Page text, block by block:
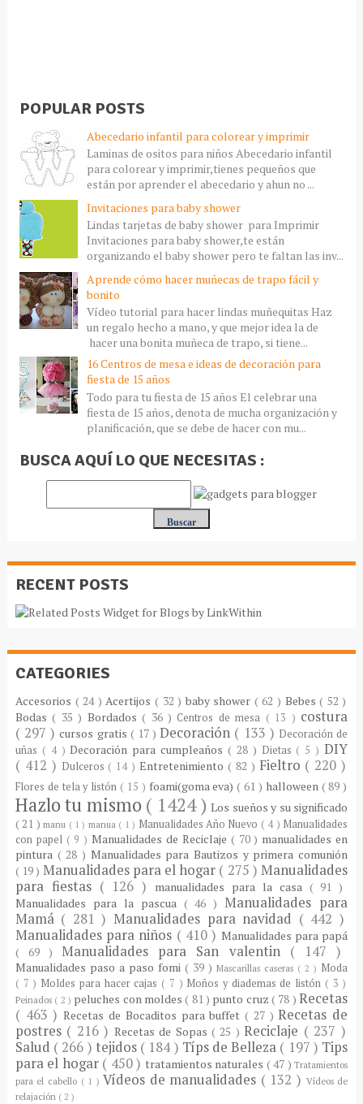
POPULAR POSTS
Abecedario infantil para colorear y imprimir
Laminas de ositos para niños Abecedario infantil
para colorear y imprimir,tienes pequeños que
están por aprender el abecedario y ahun no ...
Invitaciones para baby shower
Lindas tarjetas de baby shower para Imprimir
Invitaciones para baby shower,te están
organizando el baby shower pero te faltan las inv...
Aprende cómo hacer muñecas de trapo fácil y
bonito
Vídeo tutorial para hacer lindas muñequitas Haz
un regalo hecho a mano, y que mejor idea la de
hacer una bonita muñeca de trapo, si tiene...
16 Centros de mesa e ideas de decoración para
fiesta de 15 años
Todo para tu fiesta de 15 años El celebrar una
fiesta de 15 años, denota de mucha organización y
planificación, que se debe de hacer con mu...
BUSCA AQUÍ LO QUE NECESITAS :
RECENT POSTS
CATEGORIES
Accesorios ( 24 )Acertijos ( 32 ) baby shower ( 62 ) Bebes( 52 )
Bodas( 35 ) Bordados( 36 ) Centros de mesa ( 13 ) costura
( 297 )cursos gratis ( 17 )Decoración ( 133 ) Decoración de
uñas ( 4 )Decoración para cumpleaños( 28 ) Dietas ( 5 )DIY
( 412 ) Dulceros ( 14 )Entretenimiento ( 82 ) Fieltro ( 220 )
Flores de tela y listón ( 15 ) foami(goma eva)( 61 ) halloween ( 89 )
Hazlo tu mismo ( 1424 )Los sueños y su significado
( 21 )manu ( 1 ) manua ( 1 ) Manualidades Año Nuevo ( 4 ) Manualidades
con papel ( 9 )Manualidades de Reciclaje ( 70 ) manualidades en
pintura ( 28 ) Manualidades para Bautizos y primera comunión
( 19 ) Manualidades para el hogar ( 275 )Manualidades
para fiestas ( 126 ) manualidades para la casa ( 91 )
Manualidades para la pascua ( 46 )Manualidades para
Mamá ( 281 ) Manualidades para navidad ( 442 )
Manualidades para niños ( 410 ) Manualidades para papá
( 69 )Manualidades para San valentin ( 147 )
Manualidades paso a paso fomi ( 39 )Mascarillas caseras ( 2 ) Moda
( 7 ) Moldes para hacer cajas ( 7 ) Moños y diademas de listón ( 3 )
Peinados ( 2 ) peluches con moldes( 81 ) punto cruz( 78 )Recetas
( 463 )Recetas de Bocaditos para buffet( 27 )Recetas de
postres ( 216 ) Recetas de Sopas( 25 )Reciclaje ( 237 )
Salud ( 266 ) tejidos ( 184 ) Típs de Belleza ( 197 ) Tips
para el hogar ( 450 ) tratamientos naturales ( 47 )Tratamientos
para el cabello ( 1 ) Vídeos de manualidades ( 132 ) Vídeos de
relajación ( 2 )